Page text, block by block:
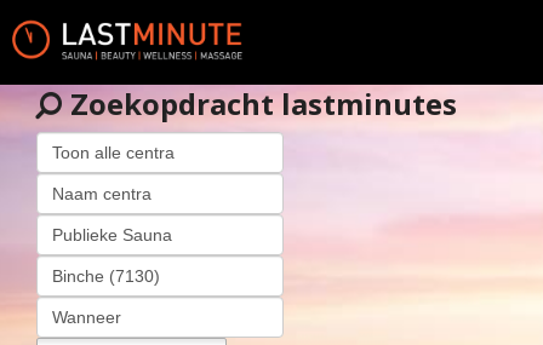
Zoekopdracht lastminutes